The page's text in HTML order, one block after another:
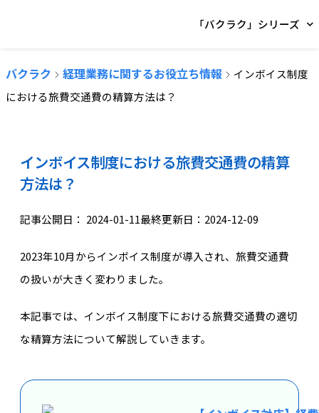
「バクラク」シリーズ
バクラク 経理業務に関するお役立ち情報
インボイス制度
における旅費交通費の精算方法は？
インボイス制度における旅費交通費の精算
方法は？
記事公開日： 2024-01-11最終更新日：2024-12-09
2023年10月からインボイス制度が導入され、旅費交通費
の扱いが大きく変わりました。
本記事では、インボイス制度下における旅費交通費の適切
な精算方法について解説していきます。